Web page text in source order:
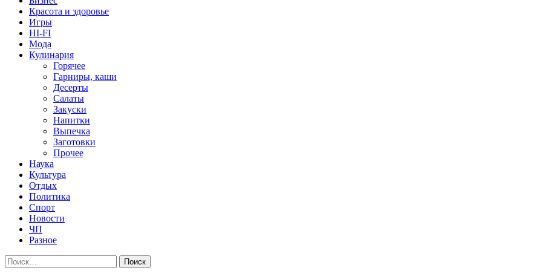
Красота и здоровье
Игры
HI-FI
Мода
Кулинария
Горячее
Гарниры, каши
Десерты
Салаты
Закуски
Напитки
Выпечка
Заготовки
Прочее
Наука
Культура
Отдых
Политика
Спорт
Новости
ЧП
Разное
Найти: